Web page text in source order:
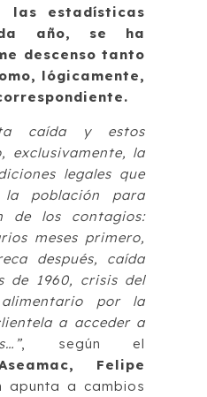
las estadísticas
año, se ha
descenso tanto
lógicamente,
caída y estos
exclusivamente, la
legales que
población para
de los contagios:
meses primero,
después, caída
de 1960, crisis del
por la
a acceder a
, según el
Felipe
apunta a cambios